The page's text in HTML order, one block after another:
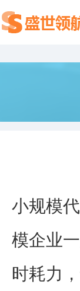
小规模
模企业
时耗力